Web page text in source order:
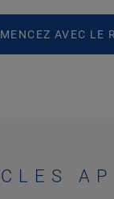
AVEC LE